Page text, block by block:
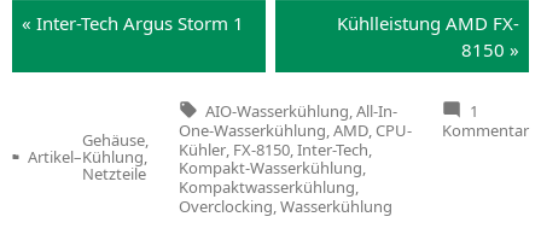
« Inter-Tech Argus Storm 1 Kühl­leis­tung AMD FX-
8150 »
Veröffentlicht
Artikel–
Gehäuse,
Kühlung,
Netzteile
Tags:
AIO-Wasserkühlung All-In-
One-Wasserkühlung,AMD,CPU-
Kühler, FX-8150, Inter-Tech
Kompakt-Wasserkühlung,
Kompaktwasserkühlung
Overclocking Wasserkühlung
1
Kommentar